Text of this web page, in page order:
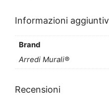
Informazioni
Brand
Arredi Murali®
Recensioni